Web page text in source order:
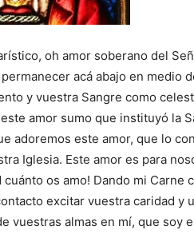
oh amor soberano del
acá abajo en medio
y vuestra Sangre como
amor sumo que instituyó la
adoremos este amor, que lo
Iglesia. Este amor es para
cuánto os amo! Dando mi
excitar vuestra caridad y
vuestras almas en mí, que soy